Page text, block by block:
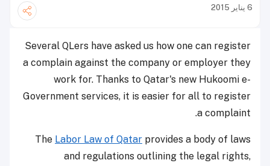
6 يناير 2015
Several QLers have asked us how one can register
a complain against the company or employer they
work for. Thanks to Qatar's new Hukoomi e-
Government services, it is easier for all to register
a complaint.
The Labor Law of Qatar provides a body of laws
and regulations outlining the legal rights,